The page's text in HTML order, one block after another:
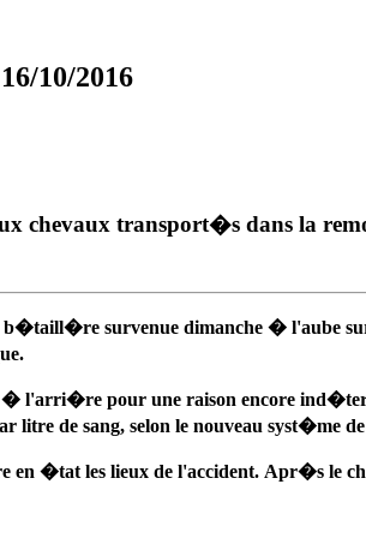
10/2016
chevaux transport�s dans la
survenue dimanche � l'aube
l'arri�re pour une raison encore
litre de sang, selon le nouveau
en �tat les lieux de l'accident. Apr�s le